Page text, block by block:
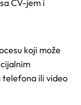
CV-jem i
koji može
telefona ili video